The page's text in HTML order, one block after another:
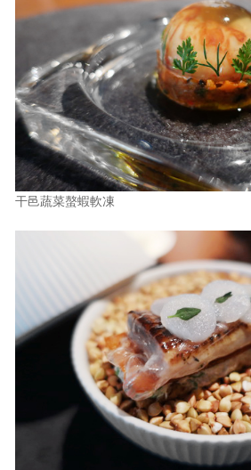
干邑蔬菜螯蝦軟凍